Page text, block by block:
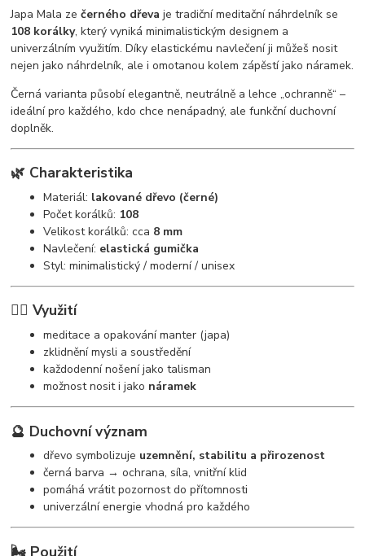
Japa Mala zečerného dřeva je tradiční meditační náhrdelník se
108 korálky, který vyniká minimalistickým designem a
univerzálním využitím. Díky elastickému navlečení ji můžeš nosit
nejen jako náhrdelník, ale i omotanou kolem zápěstí jako náramek.
Černá varianta působí elegantně, neutrálně a lehce „ochranně“ –
ideální pro každého, kdo chce nenápadný, ale funkční duchovní
doplněk.
🌿 Charakteristika
Materiál: lakované dřevo (černé)
Počet korálků: 108
Velikost korálků: cca 8 mm
Navlečení: elastická gumička
Styl: minimalistický / moderní / unisex
🧘‍♀️ Využití
meditace a opakování manter (japa)
zklidnění mysli a soustředění
každodenní nošení jako talisman
možnost nosit i jako náramek
🔮 Duchovní význam
dřevo symbolizuje uzemnění, stabilitu a přirozenost
černá barva → ochrana, síla, vnitřní klid
pomáhá vrátit pozornost do přítomnosti
univerzální energie vhodná pro každého
🌬️ Použití